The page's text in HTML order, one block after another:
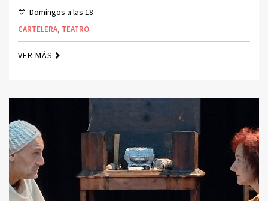
Domingos a las 18
CARTELERA, TEATRO
VER MÁS